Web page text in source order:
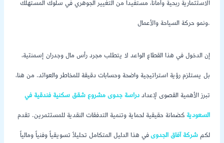
الاستثمارية ربحية وأماناً، مستفيداً من التغيير الجوهري في سلوك المستهلك
ونمو حركة السياحة والأعمال.
إن الدخول في هذا القطاع الواعد لا يتطلب مجرد رأس مال وجدران إسمنتية،
بل يستلزم رؤية استراتيجية واضحة وحسابات دقيقة للمخاطر والعوائد. من هنا،
تبرز الأهمية القصوى لإعداد دراسة جدوى مشروع شقق سكنية فندقية في
السعوديةكضمانة حقيقية لحماية وتنمية التدفقات النقدية للمستثمرين. تقدم
لكم شركة آفاق الجدوىفي هذا الدليل المتكامل تحليلاً تسويقياً وفنياً ومالياً